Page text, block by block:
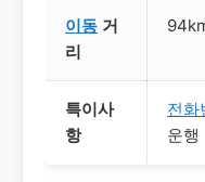
이동 거
리
특이사
항
전화
운행